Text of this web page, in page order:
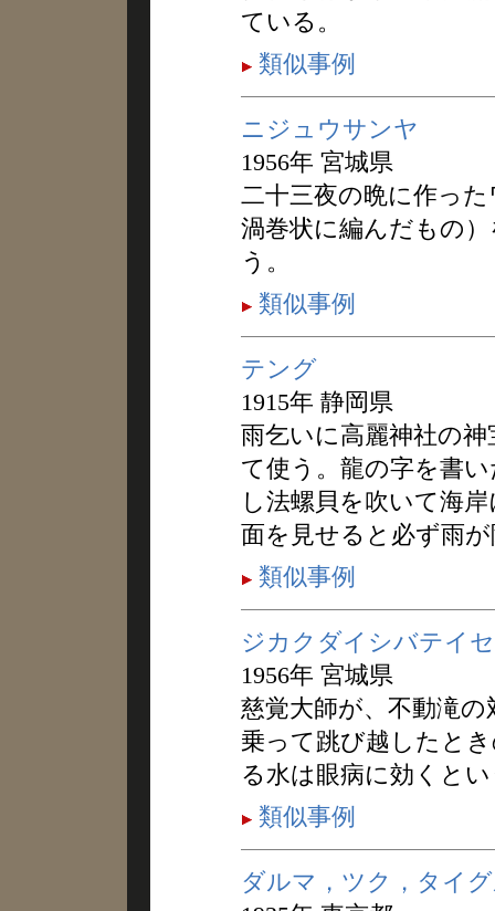
ている。
類似事例
ニジュウサンヤ
1956年 宮城県
二十三夜の晩に作っ
渦巻状に編んだもの
う。
類似事例
テング
1915年 静岡県
雨乞いに高麗神社の
て使う。龍の字を書
し法螺貝を吹いて海
面を見せると必ず雨
類似事例
ジカクダイシバテイ
1956年 宮城県
慈覚大師が、不動滝
乗って跳び越したと
る水は眼病に効くと
類似事例
ダルマ，ツク，タイ